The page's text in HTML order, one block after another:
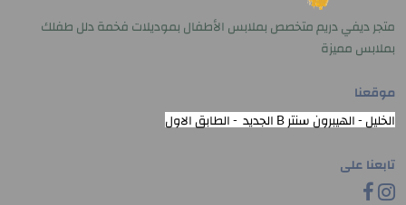
متجر ديفي دريم متخصص بملابس الأطفال بموديلات فخمة دلل طفلك
بملابس مميزة
موقعنا
الخليل - الهيبرون سنتر B الجديد - الطابق الاول
تابعنا على